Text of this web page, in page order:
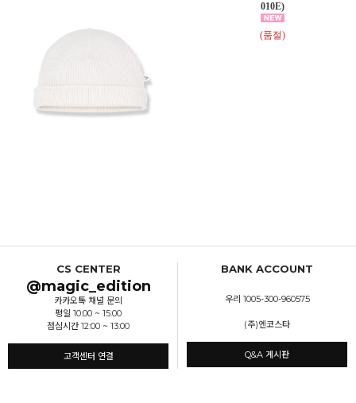
010E)
(품절)
CS CENTER
@magic_edition
카카오톡 채널 문의
평일 10:00 ~ 15:00
점심시간 12:00 ~ 13:00
고객센터 연결
BANK ACCOUNT
우리 1005-300-960575
(주)엔코스타
Q&A 게시판